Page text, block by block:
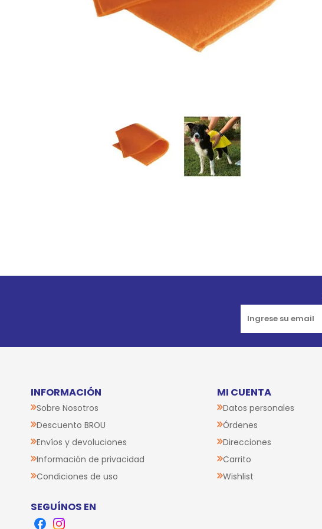
COMEDEROS Y BEBEDEROS
TRANSPORTADORAS
INFORMACIÓN
Sobre Nosotros
Descuento BROU
Envíos y devoluciones
Información de privacidad
Condiciones de uso
MI CUENTA
Datos personales
Órdenes
Direcciones
Carrito
Wishlist
SEGUÍNOS EN